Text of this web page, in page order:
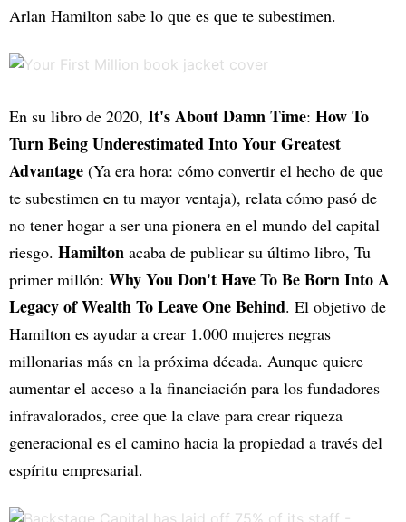
Arlan Hamilton sabe lo que es que te subestimen.
En su libro de 2020, It's About Damn Time: How To
Turn Being Underestimated Into Your Greatest
Advantage (Ya era hora: cómo convertir el hecho de que
te subestimen en tu mayor ventaja), relata cómo pasó de
no tener hogar a ser una pionera en el mundo del capital
riesgo. Hamilton acaba de publicar su último libro, Tu
primer millón: Why You Don't Have To Be Born Into A
Legacy of Wealth To Leave One Behind. El objetivo de
Hamilton es ayudar a crear 1.000 mujeres negras
millonarias más en la próxima década. Aunque quiere
aumentar el acceso a la financiación para los fundadores
infravalorados, cree que la clave para crear riqueza
generacional es el camino hacia la propiedad a través del
espíritu empresarial.